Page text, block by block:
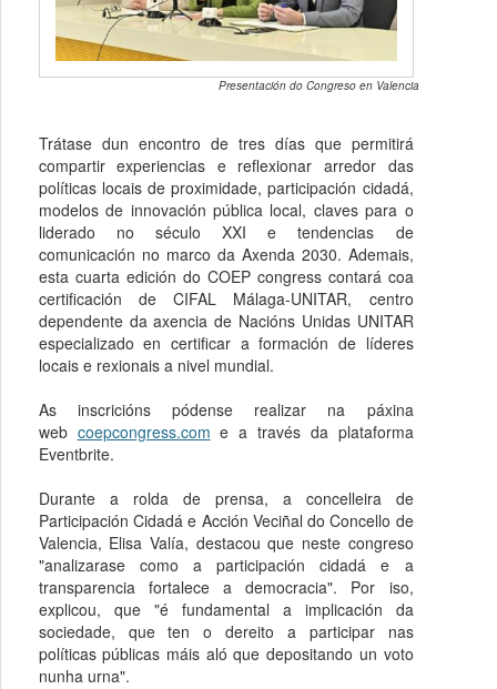
Presentación do Congreso en Valencia
Trátase dun encontro de tres días que permitirá
compartir experiencias e reflexionar arredor das
políticas locais de proximidade, participación cidadá,
modelos de innovación pública local, claves para o
liderado no século XXI e tendencias de
comunicación no marco da Axenda 2030. Ademais,
esta cuarta edición do COEP congress contará coa
certificación de CIFAL Málaga-UNITAR, centro
dependente da axencia de Nacións Unidas UNITAR
especializado en certificar a formación de líderes
locais e rexionais a nivel mundial.
As inscricións pódense realizar na páxina
web coepcongress.com e a través da plataforma
Eventbrite.
Durante a rolda de prensa, a concelleira de
Participación Cidadá e Acción Veciñal do Concello de
Valencia, Elisa Valía, destacou que neste congreso
"analizarase como a participación cidadá e a
transparencia fortalece a democracia". Por iso,
explicou, que "é fundamental a implicación da
sociedade, que ten o dereito a participar nas
políticas públicas máis aló que depositando un voto
nunha urna".